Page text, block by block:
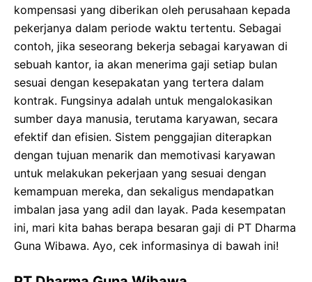
kompensasi yang diberikan oleh perusahaan kepada
pekerjanya dalam periode waktu tertentu. Sebagai
contoh, jika seseorang bekerja sebagai karyawan di
sebuah kantor, ia akan menerima gaji setiap bulan
sesuai dengan kesepakatan yang tertera dalam
kontrak. Fungsinya adalah untuk mengalokasikan
sumber daya manusia, terutama karyawan, secara
efektif dan efisien. Sistem penggajian diterapkan
dengan tujuan menarik dan memotivasi karyawan
untuk melakukan pekerjaan yang sesuai dengan
kemampuan mereka, dan sekaligus mendapatkan
imbalan jasa yang adil dan layak. Pada kesempatan
ini, mari kita bahas berapa besaran gaji di PT Dharma
Guna Wibawa. Ayo, cek informasinya di bawah ini!